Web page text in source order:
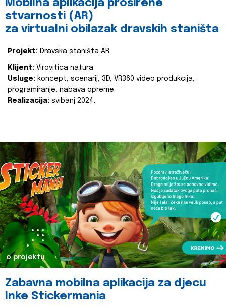
Mobilna aplikacija proširene
stvarnosti (AR)
za virtualni obilazak dravskih staništa
Projekt: Dravska staništa AR
Klijent: Virovitica natura
Usluge: koncept, scenarij, 3D, VR360 video produkcija,
programiranje, nabava opreme
Realizacija: svibanj 2024.
o projektu
Zabavna mobilna aplikacija za djecu
Inke Stickermania